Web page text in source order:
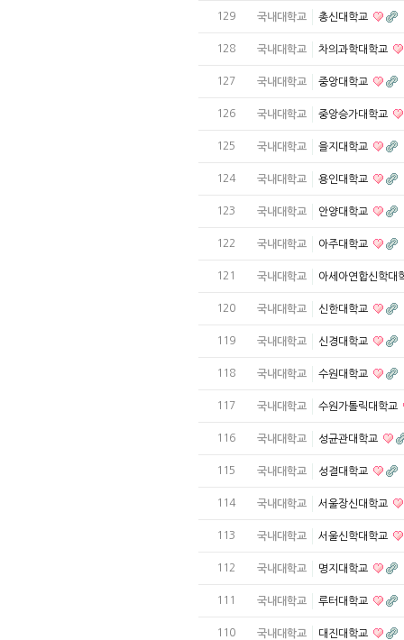
129 국내대학교 총신대학교
128 국내대학교 차의과학대학교
127 국내대학교 중앙대학교
126 국내대학교 중앙승가대학교
125 국내대학교 을지대학교
124 국내대학교 용인대학교
123 국내대학교 안양대학교
122 국내대학교 아주대학교
121 국내대학교 아세아연합신학대
120 국내대학교 신한대학교
119 국내대학교 신경대학교
118 국내대학교 수원대학교
117 국내대학교 수원가톨릭대학교
116 국내대학교 성균관대학교
115 국내대학교 성결대학교
114 국내대학교 서울장신대학교
113 국내대학교 서울신학대학교
112 국내대학교 명지대학교
111 국내대학교 루터대학교
110 국내대학교 대진대학교